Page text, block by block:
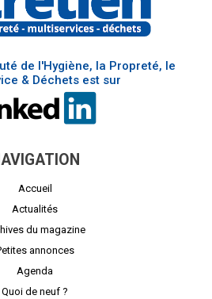
de l'Hygiène, la Propreté, le
& Déchets est sur
Accueil
Actualités
du magazine
annonces
Agenda
Quoi de neuf ?